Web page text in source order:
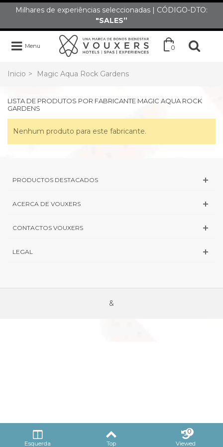
Milhares de experiências seleccionadas | CÓDIGO-DTO:
"SALES”
Menu 0
Inicio > Magic Aqua Rock Gardens
LISTA DE PRODUTOS POR FABRICANTE MAGIC AQUA ROCK
GARDENS
Nenhum produto para este fabricante.
PRODUCTOS DESTACADOS
ACERCA DE VOUXERS
CONTACTOS VOUXERS
LEGAL
&
Esquerda Top Viewed
0